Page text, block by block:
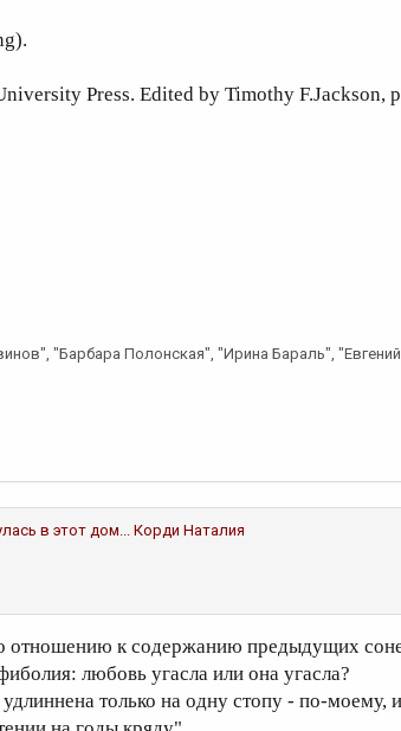
Press. Edited by Timothy F.Jackson,
"Барбара Полонская", "Ирина Бараль", "Евгений
в этот дом... Корди Наталия
отношению к содержанию предыдущих
любовь угасла или она угасла?
только на одну стопу - по-моему, и